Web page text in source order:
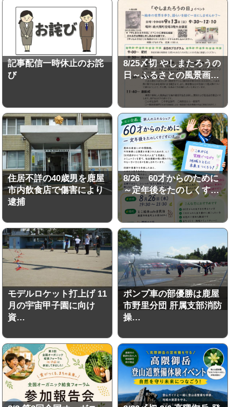
記事配信一時休止のお詫
び
8/25〆切 やしまたろうの
日～ふるさとの風景画…
住居不詳の40歳男を鹿屋
市内飲食店で傷害により
逮捕
8/26 60才からのために
～定年後をたのしくす…
モデルロケット打上げ 11
月の宇宙甲子園に向け
資…
ポンプ車の部優勝は鹿屋
市野里分団 肝属支部消防
操…